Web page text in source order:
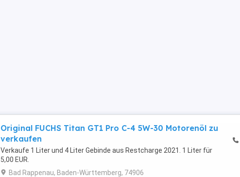
Original FUCHS Titan GT1 Pro C-4 5W-30 Motorenöl zu
verkaufen
Verkaufe 1 Liter und 4 Liter Gebinde aus Restcharge 2021. 1 Liter für
5,00 EUR.
Bad Rappenau, Baden-Württemberg, 74906